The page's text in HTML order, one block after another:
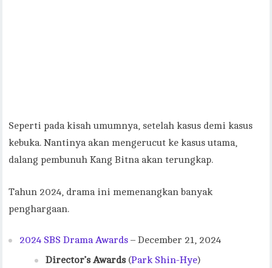
Seperti pada kisah umumnya, setelah kasus demi kasus
kebuka. Nantinya akan mengerucut ke kasus utama,
dalang pembunuh Kang Bitna akan terungkap.
Tahun 2024, drama ini memenangkan banyak
penghargaan.
2024 SBS Drama Awards – December 21, 2024
Director’s Awards (Park Shin-Hye)